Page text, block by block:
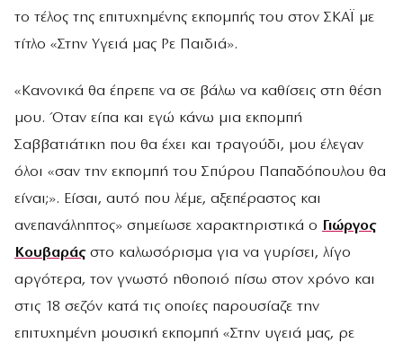
το τέλος της επιτυχημένης εκπομπής του στον ΣΚΑΪ με
τίτλο «Στην Υγειά μας Ρε Παιδιά».
«Κανονικά θα έπρεπε να σε βάλω να καθίσεις στη θέση
μου. Όταν είπα και εγώ κάνω μια εκπομπή
Σαββατιάτικη που θα έχει και τραγούδι, μου έλεγαν
όλοι «σαν την εκπομπή του Σπύρου Παπαδόπουλου θα
είναι;». Είσαι, αυτό που λέμε, αξεπέραστος και
ανεπανάληπτος» σημείωσε χαρακτηριστικά ο Γιώργος
Κουβαράςστο καλωσόρισμα για να γυρίσει, λίγο
αργότερα, τον γνωστό ηθοποιό πίσω στον χρόνο και
στις 18 σεζόν κατά τις οποίες παρουσίαζε την
επιτυχημένη μουσική εκπομπή «Στην υγειά μας, ρε